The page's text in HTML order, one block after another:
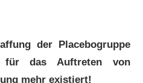
der Placebogruppe
für das Auftreten von
mehr existiert!